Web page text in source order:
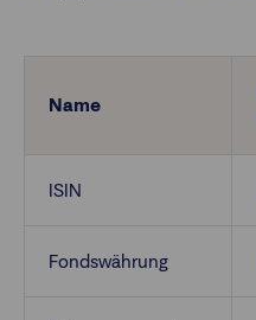
Name
ISIN
Fondswährung